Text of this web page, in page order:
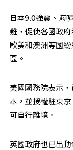
日本9.0強震、海
難，促使各國政
歐美和澳洲等國
區。
美國國務院表示
本，並授權駐東
可自行離境。
英國政府也已出